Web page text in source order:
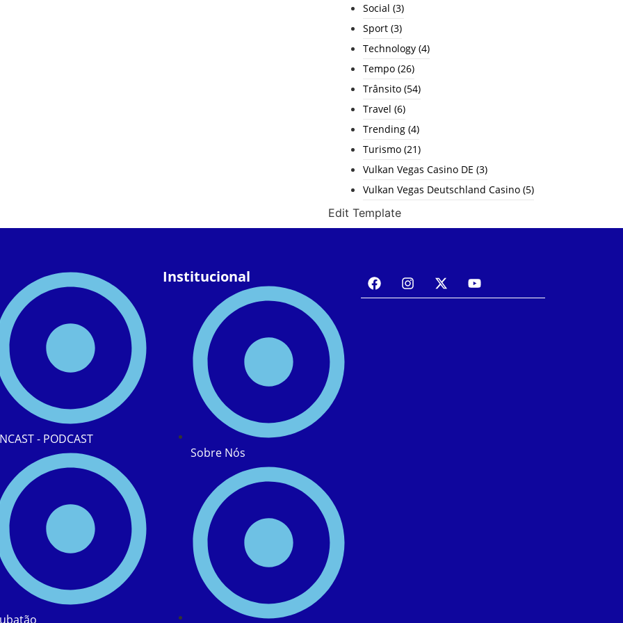
Social (3)
Sport (3)
Technology (4)
Tempo (26)
Trânsito (54)
Travel (6)
Trending (4)
Turismo (21)
Vulkan Vegas Casino DE (3)
Vulkan Vegas Deutschland Casino (5)
Edit Template
- PODCAST
Institucional
Sobre Nós